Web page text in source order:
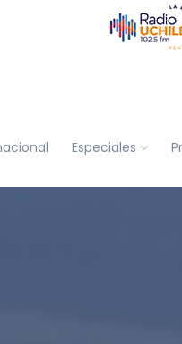
Especiales